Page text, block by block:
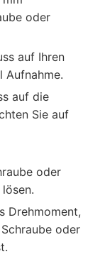
oder
auf Ihren
Aufnahme.
auf die
Sie auf
oder
Drehmoment,
oder